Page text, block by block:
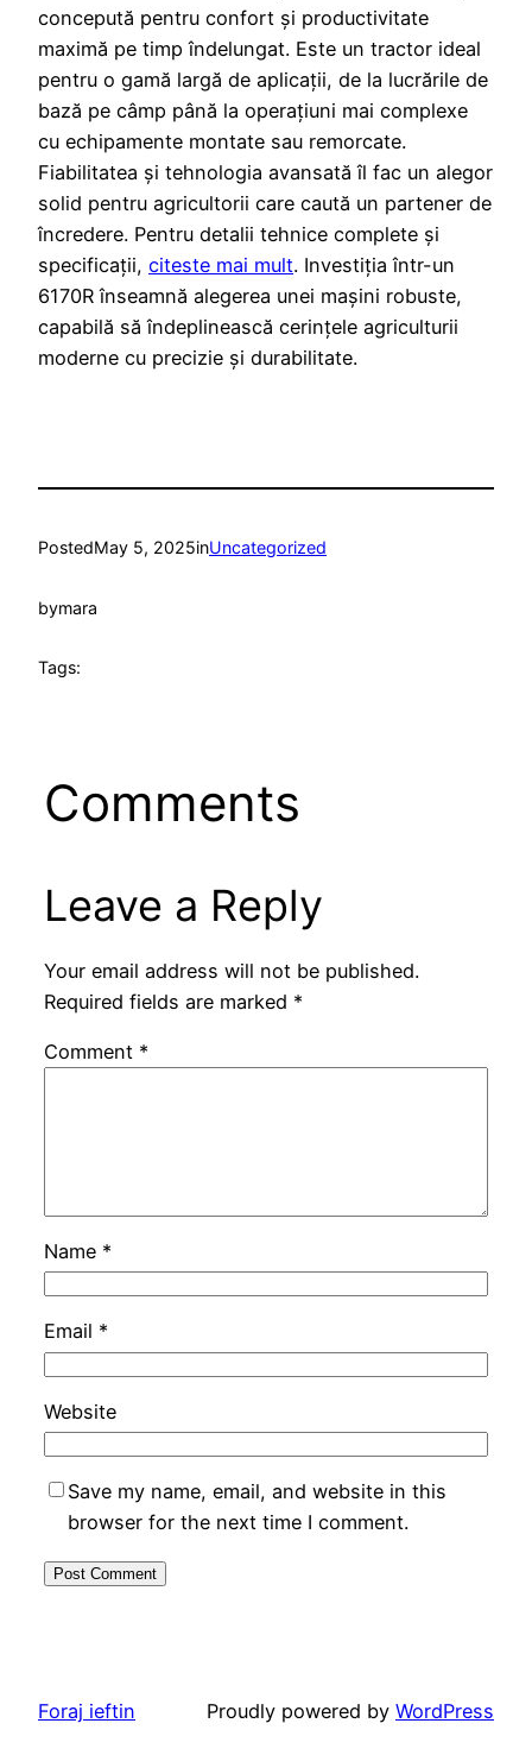
concepută pentru confort și productivitate
maximă pe timp îndelungat. Este un tractor ideal
pentru o gamă largă de aplicații, de la lucrările de
bază pe câmp până la operațiuni mai complexe
cu echipamente montate sau remorcate.
Fiabilitatea și tehnologia avansată îl fac un alegor
solid pentru agricultorii care caută un partener de
încredere. Pentru detalii tehnice complete și
specificații, citeste mai mult. Investiția într-un
6170R înseamnă alegerea unei mașini robuste,
capabilă să îndeplinească cerințele agriculturii
moderne cu precizie și durabilitate.
PostedMay 5, 2025inUncategorized
bymara
Tags:
Comments
Leave a Reply
Your email address will not be published.
Required fields are marked *
Comment *
Name *
Email *
Website
Save my name, email, and website in this
browser for the next time I comment.
Foraj ieftin Proudly powered by WordPress